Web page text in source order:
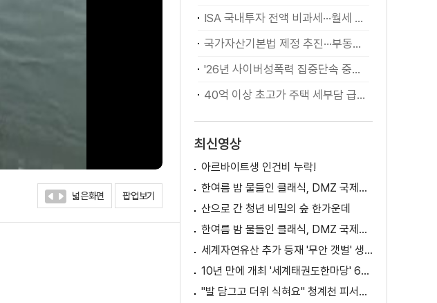
넓은화면 팝업보기
ISA 국내투자 전액 비과세···월세 세액공제 확대
국가자산기본법 제정 추진···부동산·주식 등 통합 관리
'26년 사이버성폭력 집중단속 중간성과 발표···향후 추진계획은?
40억 이상 초고가 주택 세부담 급증···실수요자 보호 강화
최신영상
아르바이트생 인건비 누락!
한여름 밤 물들인 클래식, DMZ 국제음악제 성황
산으로 간 청년 비밀의 숲 한가운데
한여름 밤 물들인 클래식, DMZ 국제음악제 성황
세계자연유산 추가 등재 '무안 갯벌' 생태 체험
10년 만에 개최 '세계태권도한마당' 61개국 참가
"발 담그고 더위 식혀요" 청계천 피서지로 인기